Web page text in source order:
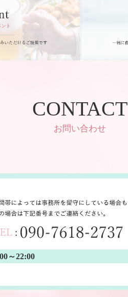
CONTACT
お問い合わせ
～22:00